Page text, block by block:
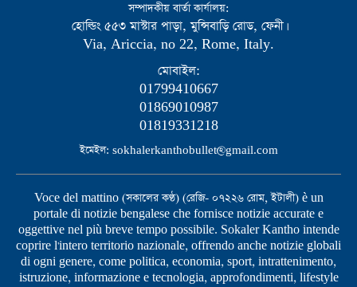
সম্পাদকীয় বার্তা কার্যালয়:
হোল্ডিং ৫৫৩ মাস্টার পাড়া, মুন্সিবাড়ি রোড, ফেনী।
Via, Ariccia, no 22, Rome, Italy.
মোবাইল:
01799410667
01869010987
01819331218
ইমেইল: sokhalerkanthobullet@gmail.com
Voce del mattino (সকালের কণ্ঠ) (রেজি- ০৭২২৬ রোম, ইটালী) è un
portale di notizie bengalese che fornisce notizie accurate e
oggettive nel più breve tempo possibile. Sokaler Kantho intende
coprire l'intero territorio nazionale, offrendo anche notizie globali
di ogni genere, come politica, economia, sport, intrattenimento,
istruzione, informazione e tecnologia, approfondimenti, lifestyle